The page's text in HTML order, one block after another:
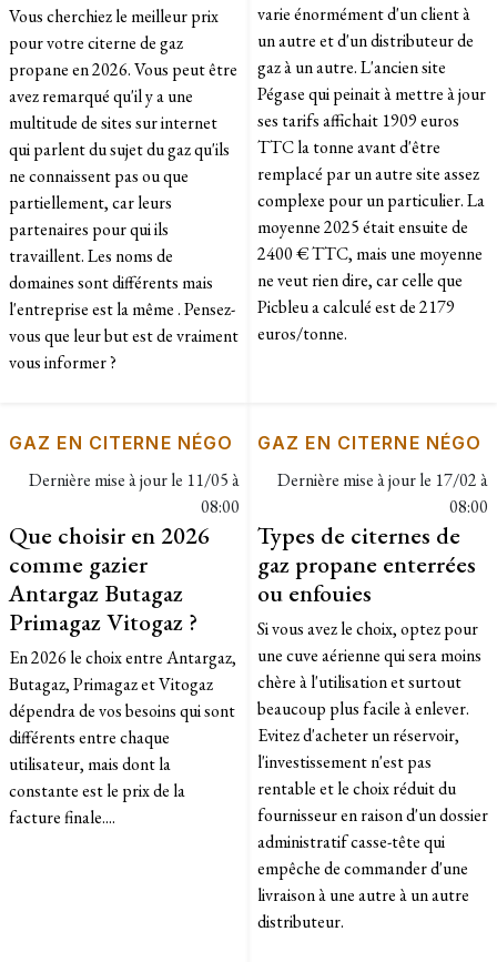
Vous cherchiez le meilleur prix
pour votre citerne de gaz
propane en 2026. Vous peut être
avez remarqué qu'il y a une
multitude de sites sur internet
qui parlent du sujet du gaz qu'ils
ne connaissent pas ou que
partiellement, car leurs
partenaires pour qui ils
travaillent. Les noms de
domaines sont différents mais
l'entreprise est la même . Pensez-
vous que leur but est de vraiment
vous informer ?
varie énormément d'un client à
un autre et d'un distributeur de
gaz à un autre. L'ancien site
Pégase qui peinait à mettre à jour
ses tarifs affichait 1909 euros
TTC la tonne avant d'être
remplacé par un autre site assez
complexe pour un particulier. La
moyenne 2025 était ensuite de
2400 € TTC, mais une moyenne
ne veut rien dire, car celle que
Picbleu a calculé est de 2179
euros/tonne.
GAZ EN CITERNE NÉGO
Dernière mise à jour le 11/05 à
08:00
Que choisir en 2026
comme gazier
Antargaz Butagaz
Primagaz Vitogaz ?
En 2026 le choix entre Antargaz,
Butagaz, Primagaz et Vitogaz
dépendra de vos besoins qui sont
différents entre chaque
utilisateur, mais dont la
constante est le prix de la
facture finale....
GAZ EN CITERNE NÉGO
Dernière mise à jour le 17/02 à
08:00
Types de citernes de
gaz propane enterrées
ou enfouies
Si vous avez le choix, optez pour
une cuve aérienne qui sera moins
chère à l'utilisation et surtout
beaucoup plus facile à enlever.
Evitez d'acheter un réservoir,
l'investissement n'est pas
rentable et le choix réduit du
fournisseur en raison d'un dossier
administratif casse-tête qui
empêche de commander d'une
livraison à une autre à un autre
distributeur.